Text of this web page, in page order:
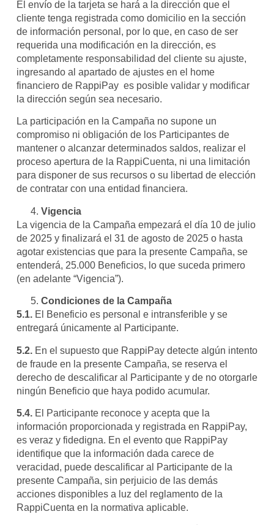
El envío de la tarjeta se hará a la dirección que el
cliente tenga registrada como domicilio en la sección
de información personal, por lo que, en caso de ser
requerida una modificación en la dirección, es
completamente responsabilidad del cliente su ajuste,
ingresando al apartado de ajustes en el home
financiero de RappiPay es posible validar y modificar
la dirección según sea necesario.
La participación en la Campaña no supone un
compromiso ni obligación de los Participantes de
mantener o alcanzar determinados saldos, realizar el
proceso apertura de la RappiCuenta, ni una limitación
para disponer de sus recursos o su libertad de elección
de contratar con una entidad financiera.
Vigencia
La vigencia de la Campaña empezará el día 10 de julio
de 2025 y finalizará el 31 de agosto de 2025 o hasta
agotar existencias que para la presente Campaña, se
entenderá, 25.000 Beneficios, lo que suceda primero
(en adelante “Vigencia”).
Condiciones de la Campaña
5.1.El Beneficio es personal e intransferible y se
entregará únicamente al Participante.
5.2.En el supuesto que RappiPay detecte algún intento
de fraude en la presente Campaña, se reserva el
derecho de descalificar al Participante y de no otorgarle
ningún Beneficio que haya podido acumular.
5.4.El Participante reconoce y acepta que la
información proporcionada y registrada en RappiPay,
es veraz y fidedigna. En el evento que RappiPay
identifique que la información dada carece de
veracidad, puede descalificar al Participante de la
presente Campaña, sin perjuicio de las demás
acciones disponibles a luz del reglamento de la
RappiCuenta en la normativa aplicable.